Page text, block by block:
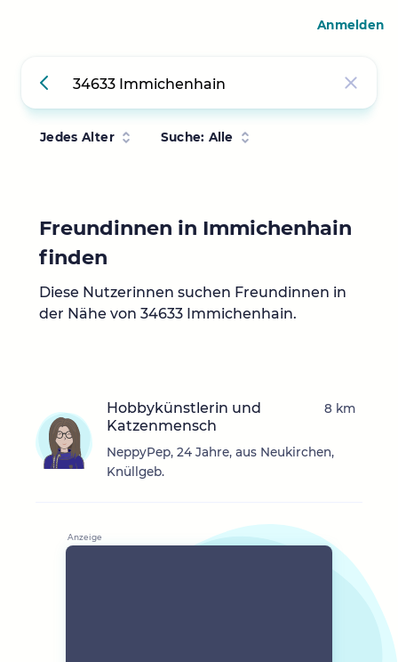
Jedes Alter Suche: Alle
Freundinnen in Immichenhain
finden
Diese Nutzerinnen suchen Freundinnen in
der Nähe von 34633 Immichenhain.
Hobbykünstlerin und
Katzenmensch
NeppyPep, 24 Jahre, aus Neukirchen,
Knüllgeb.
8 km
Anmelden